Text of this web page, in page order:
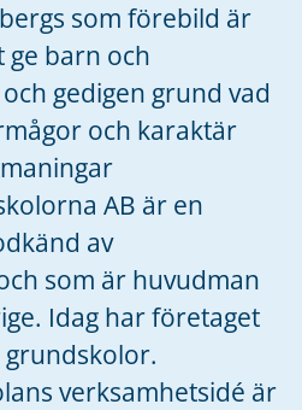
som förebild är
ge barn och
gedigen grund vad
och karaktär
AB är en
av
som är huvudman
Idag har företaget
verksamhetsidé är